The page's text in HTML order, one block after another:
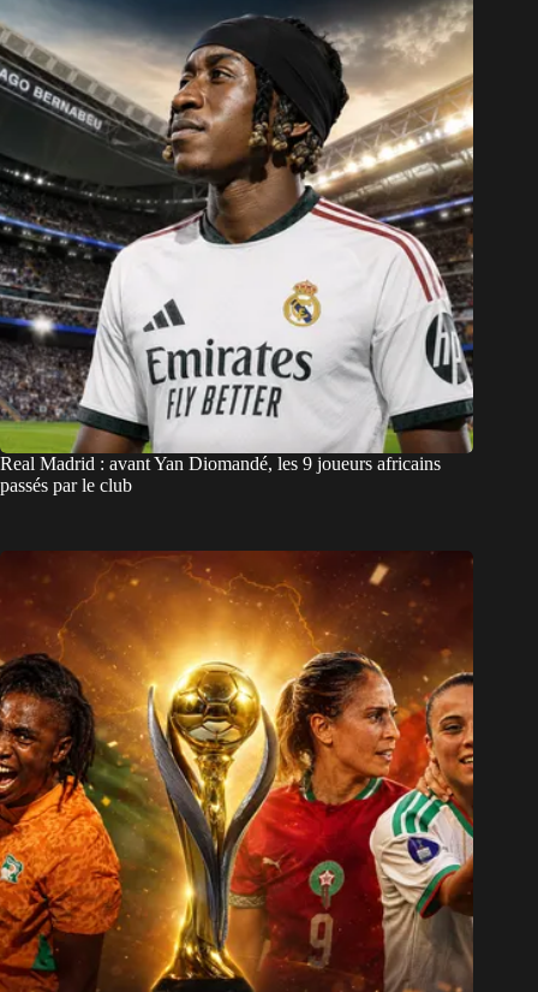
Real Madrid : avant Yan Diomandé, les 9 joueurs africains
passés par le club